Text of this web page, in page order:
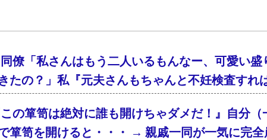
僚「私さんはもう二人いるもんなー、可愛い
たの？」私『元夫さんもちゃんと不妊検査すれ
の箪笥は絶対に誰も開けちゃダメだ！』自分
箪笥を開けると・・・ → 親戚一同が一気に完全